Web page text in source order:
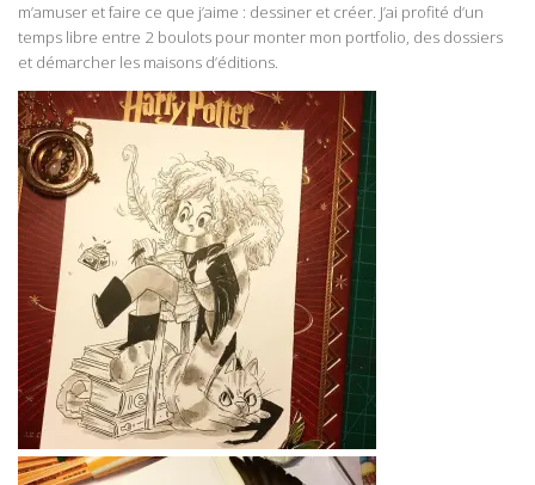
m’amuser et faire ce que j’aime : dessiner et créer. J’ai profité d’un
temps libre entre 2 boulots pour monter mon portfolio, des dossiers
et démarcher les maisons d’éditions.